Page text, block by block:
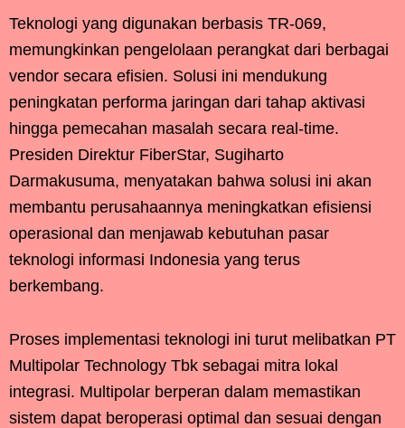
Teknologi yang digunakan berbasis TR-069,
memungkinkan pengelolaan perangkat dari berbagai
vendor secara efisien. Solusi ini mendukung
peningkatan performa jaringan dari tahap aktivasi
hingga pemecahan masalah secara real-time.
Presiden Direktur FiberStar, Sugiharto
Darmakusuma, menyatakan bahwa solusi ini akan
membantu perusahaannya meningkatkan efisiensi
operasional dan menjawab kebutuhan pasar
teknologi informasi Indonesia yang terus
berkembang.
Proses implementasi teknologi ini turut melibatkan PT
Multipolar Technology Tbk sebagai mitra lokal
integrasi. Multipolar berperan dalam memastikan
sistem dapat beroperasi optimal dan sesuai dengan